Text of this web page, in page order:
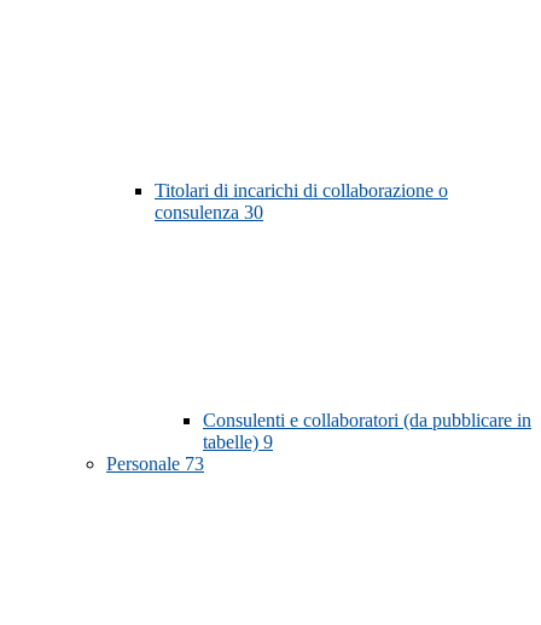
Titolari di incarichi di collaborazione o
consulenza 30
Consulenti e collaboratori (da pubblicare in
tabelle) 9
Personale 73